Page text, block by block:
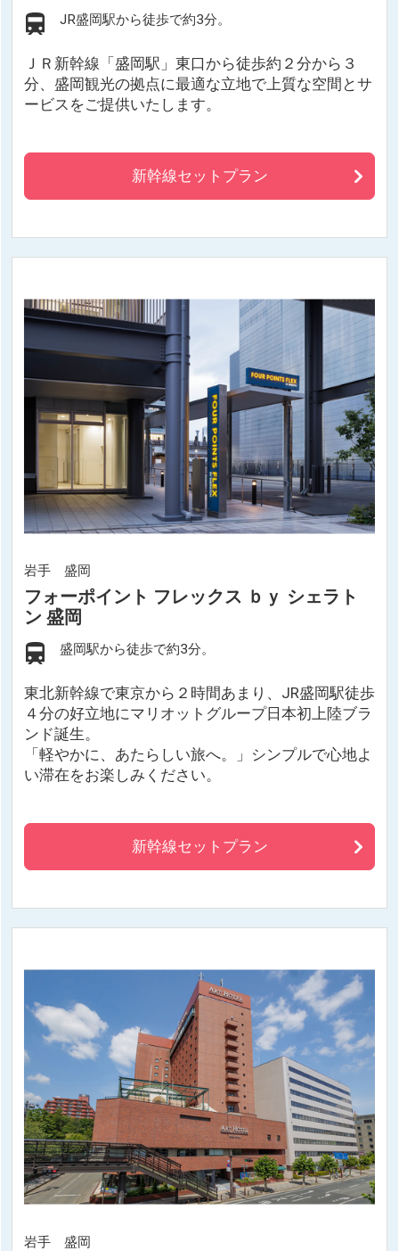
JR盛岡駅から徒歩で約3分。
ＪＲ新幹線「盛岡駅」東口から徒歩約２分から３
分、盛岡観光の拠点に最適な立地で上質な空間とサ
ービスをご提供いたします。
新幹線セットプラン
岩手 盛岡
フォーポイント フレックス ｂｙ シェラト
ン 盛岡
盛岡駅から徒歩で約3分。
東北新幹線で東京から２時間あまり、JR盛岡駅徒歩
４分の好立地にマリオットグループ日本初上陸ブラ
ンド誕生。
「軽やかに、あたらしい旅へ。」シンプルで心地よ
い滞在をお楽しみください。
新幹線セットプラン
岩手 盛岡